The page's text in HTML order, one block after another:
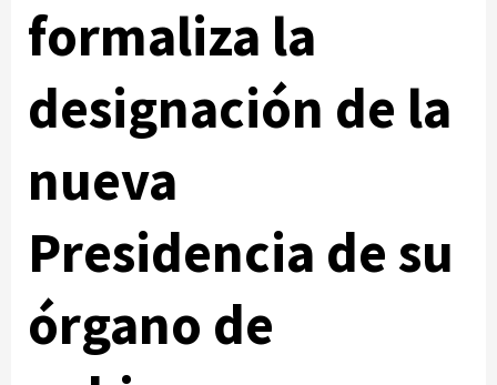
formaliza la
designación de la
nueva
Presidencia de su
órgano de